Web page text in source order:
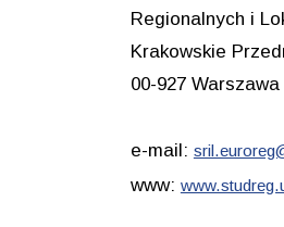
Regionalnych i
Krakowskie
00-927 Warszawa
e-mail:
www: